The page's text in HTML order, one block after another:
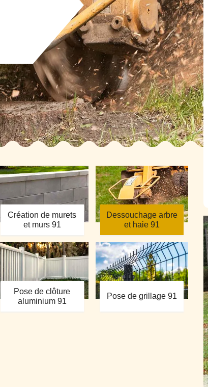
Création de murets
et murs 91
Dessouchage arbre
et haie 91
Pose de clôture
aluminium 91
Pose de grillage 91